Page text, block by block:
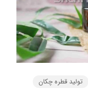
تولید قطره چکان